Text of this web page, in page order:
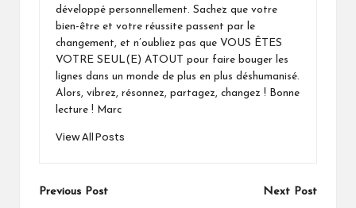
développé personnellement. Sachez que votre
bien-être et votre réussite passent par le
changement, et n’oubliez pas que VOUS ÊTES
VOTRE SEUL(E) ATOUT pour faire bouger les
lignes dans un monde de plus en plus déshumanisé.
Alors, vibrez, résonnez, partagez, changez ! Bonne
lecture ! Marc
View All Posts
Post
Previous Post Next Post